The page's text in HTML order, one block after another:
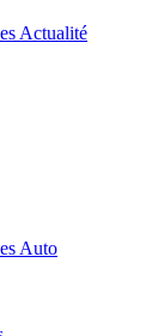
Actualité
Auto